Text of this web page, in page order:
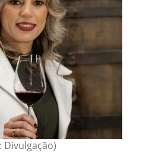
Divulgação)